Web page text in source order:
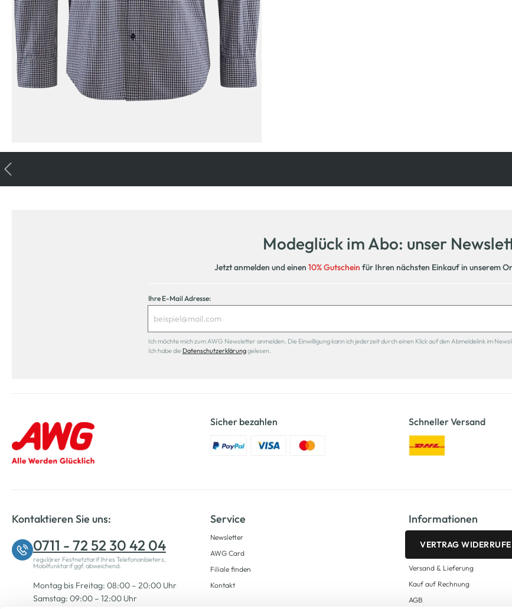
Modeglück im Abo: unser
Jetzt anmelden und einen 10% Gutschein für Ihren nächsten Einkauf in unserem
Ihre E-Mail Adresse:
Ich möchte mich zum AWG Newsletter anmelden. Die Einwilligung kann ich jederzeit durch einen Klick auf den Abmeldelink im
Ich habe die Datenschutzerklärunggelesen.
Sicher bezahlen Schneller Versand
Kontaktieren Sie uns:
0711 - 72 52 30 42 04
regulärer Festnetztarif Ihres Telefonanbieters,
Mobilfunktarif ggf. abweichend.
Montag bis Freitag: 08:00 – 20:00 Uhr
Samstag: 09:00 – 12:00 Uhr
Service
Newsletter
AWG Card
Filiale finden
Kontakt
Informationen
VERTRAG
Versand & Lieferung
Kauf auf Rechnung
AGB